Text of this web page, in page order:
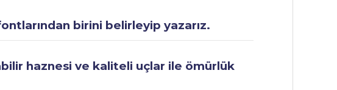
birini belirleyip yazarız.
haznesi ve kaliteli uçlar ile ömürlük